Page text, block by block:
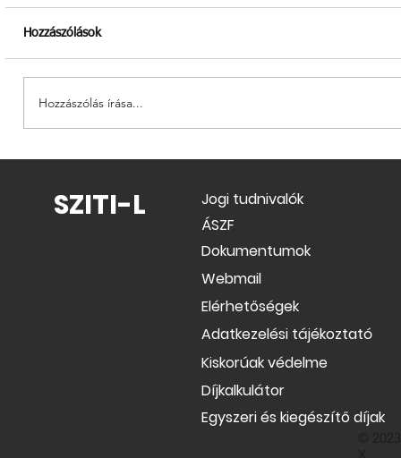
ÁSZF módosulás 2026.04.01-től
Hozzászólások
Hozzászólás írása...
SZITI-L
Dokumentumok
ÁSZF
Webmail
Elérhetőségek
Jogi tudnivalók
Adatkezelési tájékoztató
Kiskorúak védelme
Díjkalkulátor
Egyszeri és kiegészítő díjak